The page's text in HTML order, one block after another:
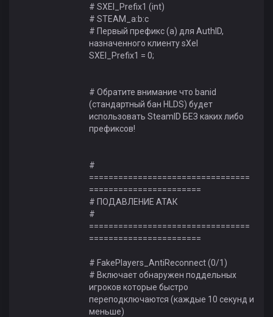
# SXEI_Prefix1 (int)
# STEAM_a:b:c
# Первый префикс (a) для AuthID,
назначенного клиенту sXeI
SXEI_Prefix1 = 0;
# Обратите внимание что banid
(стандартный бан HLDS) будет
использовать SteamID БЕЗ каких либо
префиксов!
#
=================================
=======================
# ПОДАВЛЕНИЕ АТАК
#
=================================
=======================
# FakePlayers_AntiReconnect (0/1)
# Включает обнаружен поддельных
игроков которые быстро
переподключаются (каждые 10 секунд и
меньше)